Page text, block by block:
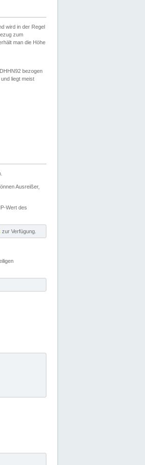
wird in der Regel
zum
man die Höhe
bezogen
liegt meist
Ausreißer,
Wert des
zur Verfügung.